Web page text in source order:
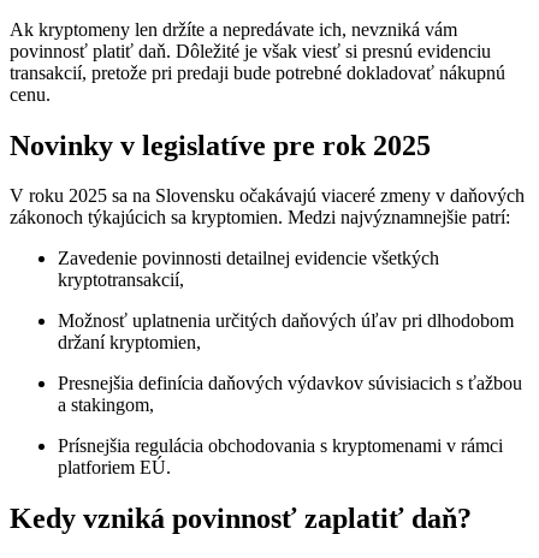
Ak kryptomeny len držíte a nepredávate ich, nevzniká vám
povinnosť platiť daň. Dôležité je však viesť si presnú evidenciu
transakcií, pretože pri predaji bude potrebné dokladovať nákupnú
cenu.
Novinky v legislatíve pre rok 2025
V roku 2025 sa na Slovensku očakávajú viaceré zmeny v daňových
zákonoch týkajúcich sa kryptomien. Medzi najvýznamnejšie patrí:
Zavedenie povinnosti detailnej evidencie všetkých
kryptotransakcií,
Možnosť uplatnenia určitých daňových úľav pri dlhodobom
držaní kryptomien,
Presnejšia definícia daňových výdavkov súvisiacich s ťažbou
a stakingom,
Prísnejšia regulácia obchodovania s kryptomenami v rámci
platforiem EÚ.
Kedy vzniká povinnosť zaplatiť daň?